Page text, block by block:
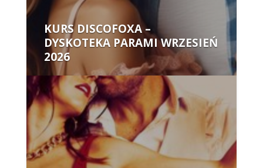
KURS DISCOFOXA –
DYSKOTEKA PARAMI WRZESIEŃ
2026
Autor: